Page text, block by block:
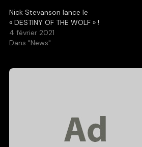
Nick Stevanson lance le
« DESTINY OF THE WOLF » !
4 février 2021
Dans "News"